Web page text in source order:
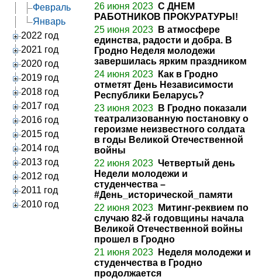
Февраль
Январь
2022 год
2021 год
2020 год
2019 год
2018 год
2017 год
2016 год
2015 год
2014 год
2013 год
2012 год
2011 год
2010 год
26 июня 2023 С ДНЕМ
РАБОТНИКОВ ПРОКУРАТУРЫ!
25 июня 2023
В атмосфере
единства, радости и добра. В
Гродно Неделя молодежи
завершилась ярким праздником
24 июня 2023
Как в Гродно
отметят День Независимости
Республики Беларусь?
23 июня 2023
В Гродно показали
театрализованную постановку о
героизме неизвестного солдата
в годы Великой Отечественной
войны
22 июня 2023 Четвертый день
Недели молодежи и
студенчества –
#День_исторической_памяти
22 июня 2023
Митинг-реквием по
случаю 82-й годовщины начала
Великой Отечественной войны
прошел в Гродно
21 июня 2023
Неделя молодежи и
студенчества в Гродно
продолжается